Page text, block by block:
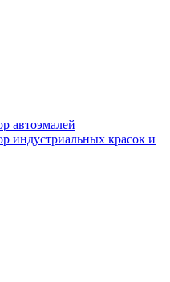
автоэмалей
индустриальных красок и